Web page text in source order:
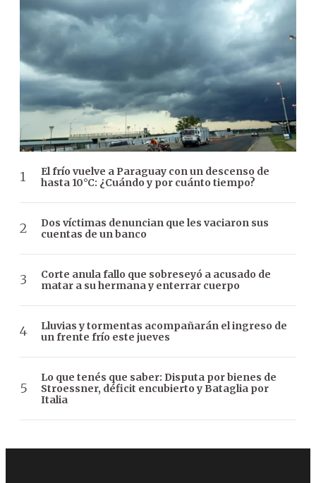
El frío vuelve a Paraguay con un descenso de
hasta 10°C: ¿Cuándo y por cuánto tiempo?
Dos víctimas denuncian que les vaciaron sus
cuentas de un banco
Corte anula fallo que sobreseyó a acusado de
matar a su hermana y enterrar cuerpo
Lluvias y tormentas acompañarán el ingreso de
un frente frío este jueves
Lo que tenés que saber: Disputa por bienes de
Stroessner, déficit encubierto y Bataglia por
Italia